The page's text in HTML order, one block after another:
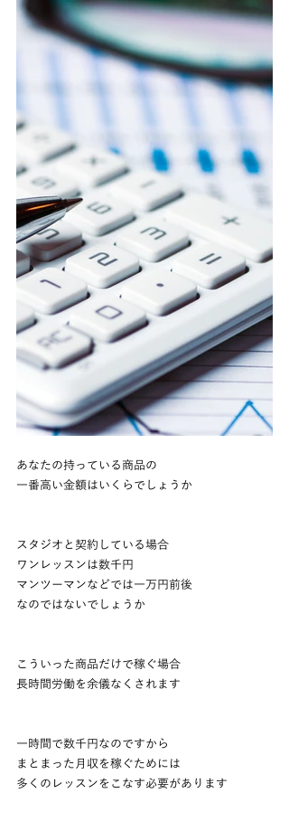
あなたの持っている商品の
一番高い金額はいくらでしょうか
スタジオと契約している場合
ワンレッスンは数千円
マンツーマンなどでは一万円前後
なのではないでしょうか
こういった商品だけで稼ぐ場合
長時間労働を余儀なくされます
一時間で数千円なのですから
まとまった月収を稼ぐためには
多くのレッスンをこなす必要があります